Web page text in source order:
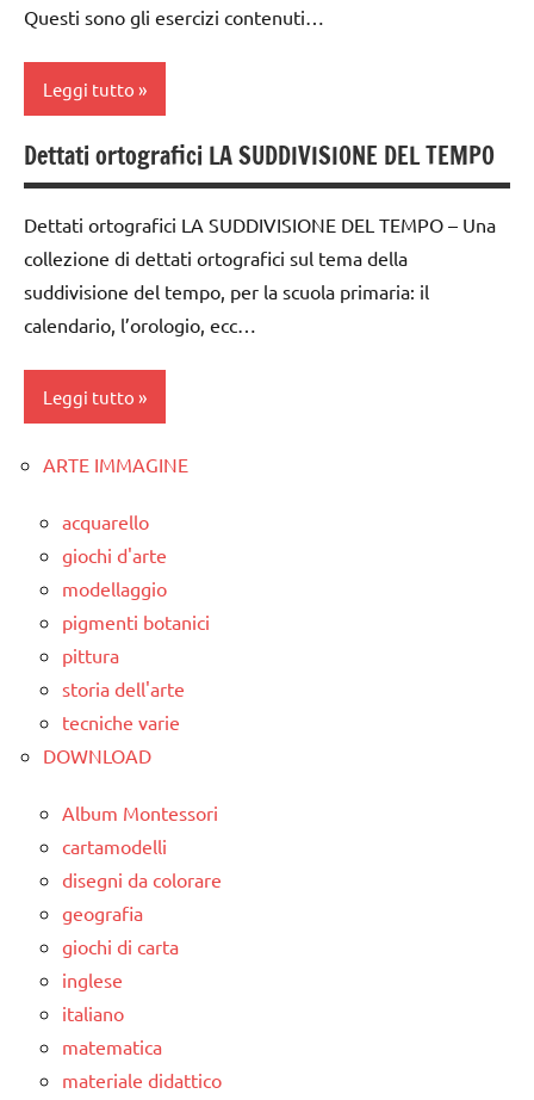
matematica
MATEMATICA
materiale
TUTTI GLI
ARGOMENTI
TUTTI GLI
Questi sono gli esercizi contenuti…
Leggi tutto
classe
3a
DOWNLOAD
matematica
MATEMATICA
materiale
didattico
ARGOMENTI
TUTTI GLI
Dettati ortografici LA SUDDIVISIONE DEL TEMPO
Dettati ortografici LA SUDDIVISIONE DEL TEMPO – Una
collezione di dettati ortografici sul tema della
suddivisione del tempo, per la scuola primaria: il
calendario, l’orologio, ecc…
Leggi tutto
dettati
giorno
notte
ore
dettati
ortografici
LINGUAGGIO
TUTTI GLI
ARTE IMMAGINE
acquarello
giochi d'arte
modellaggio
pigmenti botanici
pittura
storia dell'arte
tecniche varie
DOWNLOAD
Album Montessori
cartamodelli
disegni da colorare
geografia
giochi di carta
inglese
italiano
matematica
materiale didattico